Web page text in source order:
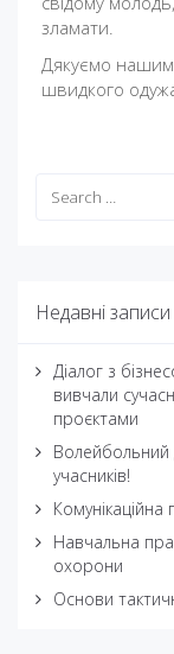
зламати.
Дякуємо нашим
швидкого
Недавні записи
Діалог з
вивчали
проєктами
Волейбольний
учасників!
Комунікаційна
Навчальна
охорони
Основи